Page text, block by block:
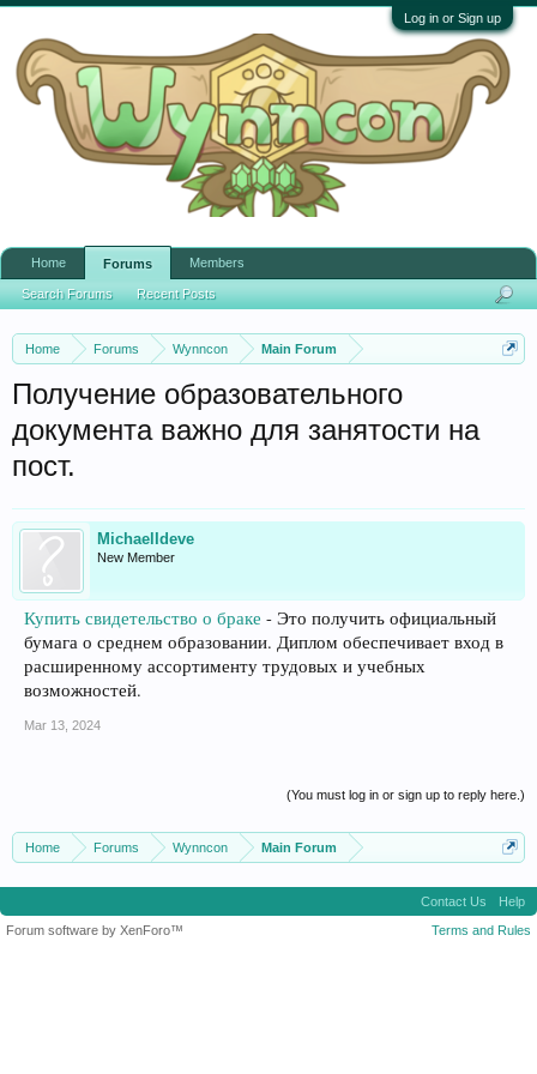
Log in or Sign up
Home Forums Wynncon Main Forum
Получение образовательного
документа важно для занятости на
пост.
MichaelIdeve
New Member
Купить свидетельство о браке - Это получить официальный
бумага о среднем образовании. Диплом обеспечивает вход в
расширенному ассортименту трудовых и учебных
возможностей.
Mar 13, 2024
(You must log in or sign up to reply here.)
Home Forums Wynncon Main Forum
Home Forums
Search Forums Recent Posts
Members
Contact Us
Help
Terms and Rules
Forum software by XenForo™